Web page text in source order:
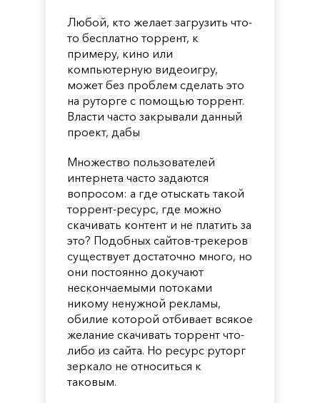
Любой, кто желает загрузить что-
то бесплатно торрент, к
примеру, кино или
компьютерную видеоигру,
может без проблем сделать это
на руторге с помощью торрент.
Власти часто закрывали данный
проект, дабы
Множество пользователей
интернета часто задаются
вопросом: а где отыскать такой
торрент-ресурс, где можно
скачивать контент и не платить за
это? Подобных сайтов-трекеров
существует достаточно много, но
они постоянно докучают
нескончаемыми потоками
никому ненужной рекламы,
обилие которой отбивает всякое
желание скачивать торрент что-
либо из сайта. Но ресурс руторг
зеркало не относиться к
таковым.